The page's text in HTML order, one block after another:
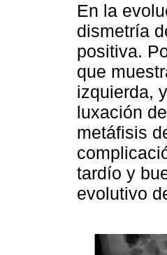
En la
dismetría
positiva.
que
izquierda,
luxación
metáfisis
tardío y
evolutivo